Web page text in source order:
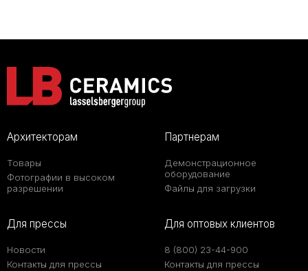
Архитекторам
Товары
Фотографии в высоком
разрешении
Партнерам
Демонстрационное
оборудование
Файлы для загрузки
Для прессы
Новости
Контакты для прессы
Для оптовых клиентов
8 (800) 23-44-900
Контакты для прессы